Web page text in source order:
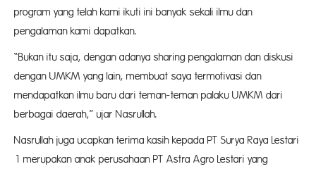
program yang telah kami ikuti ini banyak sekali ilmu dan
pengalaman kami dapatkan.
“Bukan itu saja, dengan adanya sharing pengalaman dan diskusi
dengan UMKM yang lain, membuat saya termotivasi dan
mendapatkan ilmu baru dari teman-teman palaku UMKM dari
berbagai daerah,” ujar Nasrullah.
Nasrullah juga ucapkan terima kasih kepada PT Surya Raya Lestari
1 merupakan anak perusahaan PT Astra Agro Lestari yang